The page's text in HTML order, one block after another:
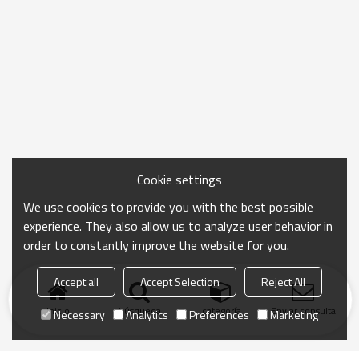
Inicio búsqueda categoría Enviar consulta
Cookie settings
We use cookies to provide you with the best possible
experience. They also allow us to analyze user behavior in
order to constantly improve the website for you.
Accept all Accept Selection
Reject All
Necessary
Analytics Preferences Marketing